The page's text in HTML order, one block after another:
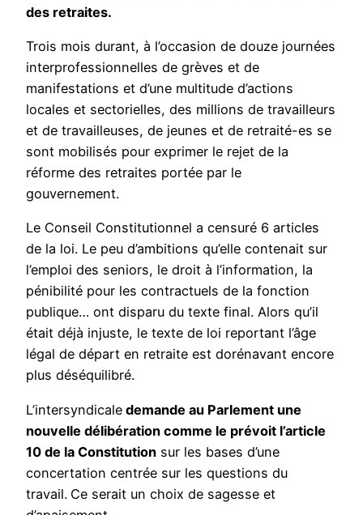
des retraites.
Trois mois durant, à l’occasion de douze journées
interprofessionnelles de grèves et de
manifestations et d’une multitude d’actions
locales et sectorielles, des millions de travailleurs
et de travailleuses, de jeunes et de retraité-es se
sont mobilisés pour exprimer le rejet de la
réforme des retraites portée par le
gouvernement.
Le Conseil Constitutionnel a censuré 6 articles
de la loi. Le peu d’ambitions qu’elle contenait sur
l’emploi des seniors, le droit à l’information, la
pénibilité pour les contractuels de la fonction
publique… ont disparu du texte final. Alors qu’il
était déjà injuste, le texte de loi reportant l’âge
légal de départ en retraite est dorénavant encore
plus déséquilibré.
L’intersyndicale demande au Parlement une
nouvelle délibération comme le prévoit l’article
10 de la Constitution sur les bases d’une
concertation centrée sur les questions du
travail. Ce serait un choix de sagesse et